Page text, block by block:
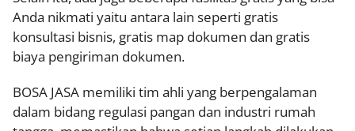
Anda nikmati yaitu antara lain seperti gratis
konsultasi bisnis, gratis map dokumen dan gratis
biaya pengiriman dokumen.
BOSA JASA memiliki tim ahli yang berpengalaman
dalam bidang regulasi pangan dan industri rumah